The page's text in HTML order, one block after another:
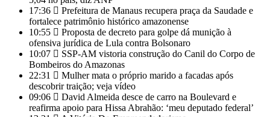
17:36
Prefeitura de Manaus recupera praça da Saudade e
fortalece patrimônio histórico amazonense
10:55
Proposta de decreto para golpe dá munição à
ofensiva jurídica de Lula contra Bolsonaro
10:07
SSP-AM vistoria construção do Canil do Corpo de
Bombeiros do Amazonas
22:31
Mulher mata o próprio marido a facadas após
descobrir traição; veja vídeo
09:06
David Almeida desce de carro na Boulevard e
reafirma apoio para Hissa Abrahão: ‘meu deputado federal’